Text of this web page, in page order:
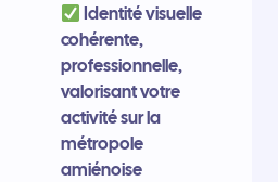
Identité visuelle
cohérente,
professionnelle,
valorisant votre
activité sur la
métropole
amiénoise